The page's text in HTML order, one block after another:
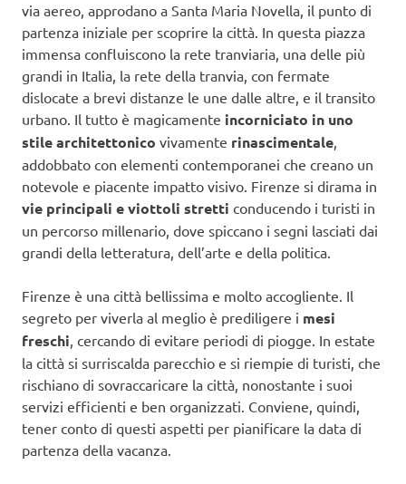
via aereo, approdano a Santa Maria Novella, il punto di
partenza iniziale per scoprire la città. In questa piazza
immensa confluiscono la rete tranviaria, una delle più
grandi in Italia, la rete della tranvia, con fermate
dislocate a brevi distanze le une dalle altre, e il transito
urbano. Il tutto è magicamente incorniciato in uno
stile architettonico vivamente rinascimentale,
addobbato con elementi contemporanei che creano un
notevole e piacente impatto visivo. Firenze si dirama in
vie principali e viottoli stretti conducendo i turisti in
un percorso millenario, dove spiccano i segni lasciati dai
grandi della letteratura, dell’arte e della politica.
Firenze è una città bellissima e molto accogliente. Il
segreto per viverla al meglio è prediligere i mesi
freschi, cercando di evitare periodi di piogge. In estate
la città si surriscalda parecchio e si riempie di turisti, che
rischiano di sovraccaricare la città, nonostante i suoi
servizi efficienti e ben organizzati. Conviene, quindi,
tener conto di questi aspetti per pianificare la data di
partenza della vacanza.